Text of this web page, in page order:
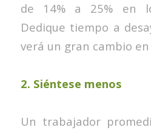
de 14% a 25% en
Dedique tiempo a
verá un gran cambio en
2. Siéntese menos
Un trabajador